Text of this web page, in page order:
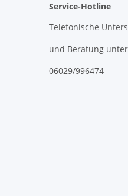
Service-Hotline
Telefonische
und Beratung
06029/996474